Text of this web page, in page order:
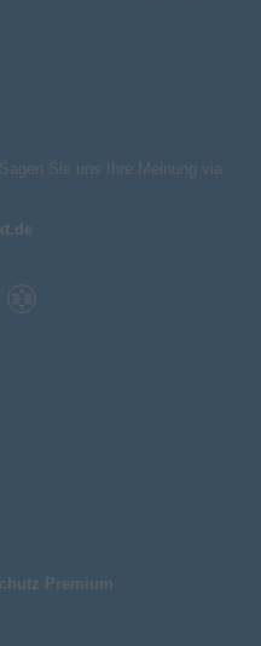
Sie uns Ihre Meinung via
Premium